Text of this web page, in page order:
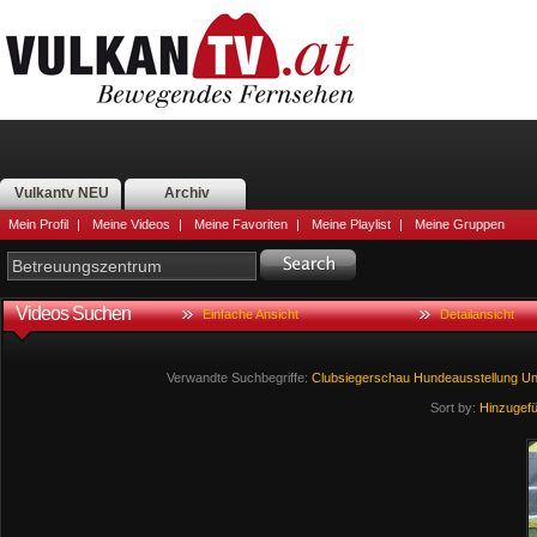
Vulkantv NEU Archiv
Mein Profil | Meine Videos | Meine Favoriten | Meine Playlist | Meine Gruppen
Videos Suchen Einfache Ansicht Detailansicht
Verwandte Suchbegriffe: Clubsiegerschau Hundeausstellung
Sort by: